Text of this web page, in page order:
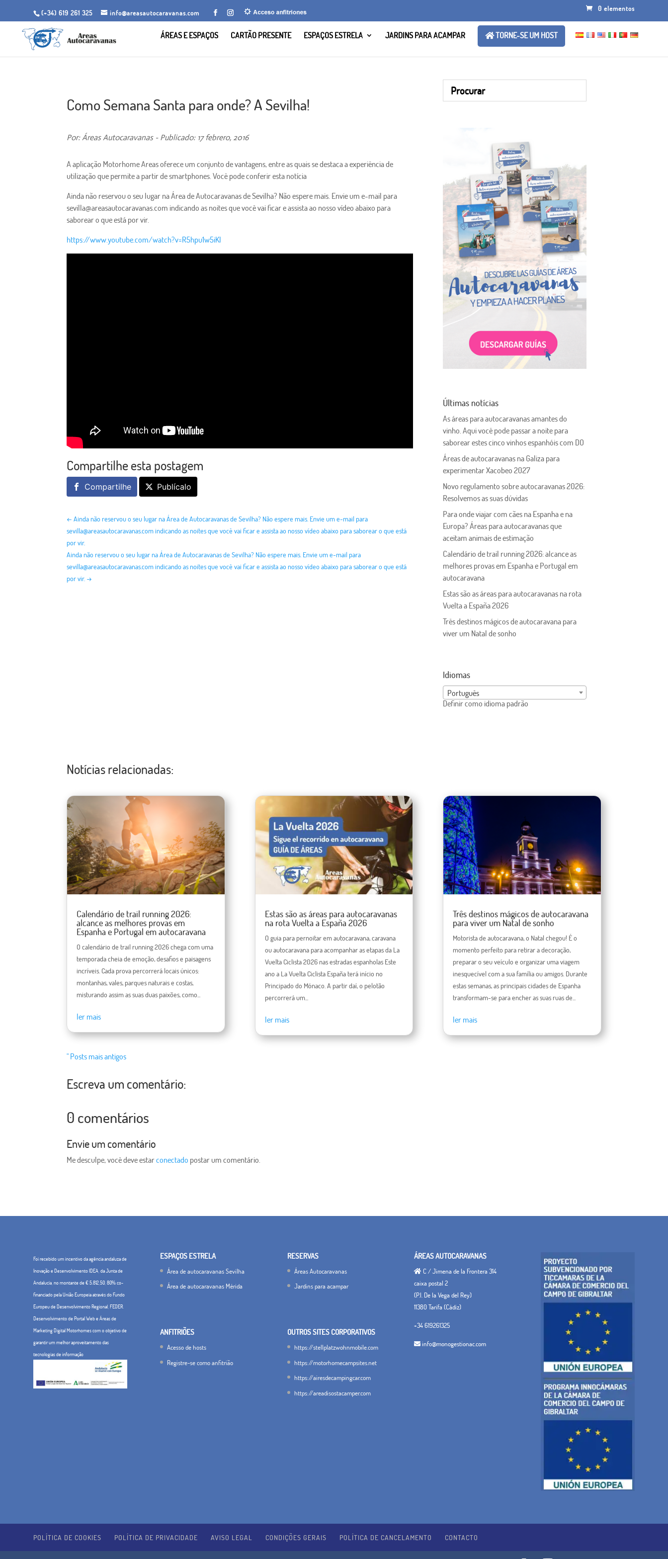
(+34) 619 261 325 info@areasautocaravanas.com
0 elementos
ÁREAS E ESPAÇOS CARTÃO PRESENTE ESPAÇOS ESTRELA JARDINS PARA ACAMPAR TORNE-SE UM HOST
Como Semana Santa para onde? A Sevilha!
Por: Áreas Autocaravanas - Publicado: 17 febrero, 2016
A aplicação Motorhome Areas oferece um conjunto de vantagens, entre as quais se destaca a experiência de
utilização que permite a partir de smartphones. Você pode conferir esta notícia
Ainda não reservou o seu lugar na Área de Autocaravanas de Sevilha? Não espere mais. Envie um e-mail para
sevilla@areasautocaravanas.com indicando as noites que você vai ficar e assista ao nosso vídeo abaixo para
saborear o que está por vir.
https://www.youtube.com/watch?v=R5hpu1w5iKI
Compartilhe esta postagem
Compartilhe Publícalo
←Ainda não reservou o seu lugar na Área de Autocaravanas de Sevilha? Não espere mais. Envie um e-mail para
sevilla@areasautocaravanas.com indicando as noites que você vai ficar e assista ao nosso vídeo abaixo para saborear o que está
por vir.
Ainda não reservou o seu lugar na Área de Autocaravanas de Sevilha? Não espere mais. Envie um e-mail para
sevilla@areasautocaravanas.com indicando as noites que você vai ficar e assista ao nosso vídeo abaixo para saborear o que está
por vir. →
Últimas notícias
As áreas para autocaravanas amantes do
vinho. Aqui você pode passar a noite para
saborear estes cinco vinhos espanhóis com DO
Áreas de autocaravanas na Galiza para
experimentar Xacobeo 2027
Novo regulamento sobre autocaravanas 2026:
Resolvemos as suas dúvidas
Para onde viajar com cães na Espanha e na
Europa? Áreas para autocaravanas que
aceitam animais de estimação
Calendário de trail running 2026: alcance as
melhores provas em Espanha e Portugal em
autocaravana
Estas são as áreas para autocaravanas na rota
Vuelta a España 2026
Três destinos mágicos de autocaravana para
viver um Natal de sonho
Idiomas
Português
Definir como idioma padrão
Notícias relacionadas:
Calendário de trail running 2026:
alcance as melhores provas em
Espanha e Portugal em autocaravana
O calendário de trail running 2026 chega com uma
temporada cheia de emoção, desafios e paisagens
incríveis. Cada prova percorrerá locais únicos:
montanhas, vales, parques naturais e costas,
misturando assim as suas duas paixões, como...
ler mais
Estas são as áreas para autocaravanas
na rota Vuelta a España 2026
O guia para pernoitar em autocaravana, caravana
ou autocaravana para acompanhar as etapas da La
Vuelta Ciclista 2026 nas estradas espanholas Este
ano a La Vuelta Ciclista España terá início no
Principado do Mónaco. A partir daí, o pelotão
percorrerá um...
ler mais
Três destinos mágicos de autocaravana
para viver um Natal de sonho
Motorista de autocaravana, o Natal chegou! É o
momento perfeito para retirar a decoração,
preparar o seu veículo e organizar uma viagem
inesquecível com a sua família ou amigos. Durante
estas semanas, as principais cidades de Espanha
transformam-se para encher as suas ruas de...
ler mais
" Posts mais antigos
Escreva um comentário:
0 comentários
Envie um comentário
Me desculpe, você deve estarconectado postar um comentário.
Foi recebido um incentivo da agência andaluza de
Inovação e Desenvolvimento IDEA, da Junta de
Andalucía, no montante de € 5.812,50, 80% co-
financiado pela União Europeia através do Fundo
Europeu de Desenvolvimento Regional, FEDER.
Desenvolvimento de Portal Web e Áreas de
Marketing Digital Motorhomes com o objetivo de
garantir um melhor aproveitamento das
tecnologias de informação
ESPAÇOS ESTRELA
Área de autocaravanas Sevilha
Área de autocaravanas Mérida
ANFITRIÕES
Acesso de hosts
Registre-se como anfitrião
RESERVAS
Áreas Autocaravanas
Jardins para acampar
OUTROS SITES CORPORATIVOS
https://stellplatzwohnmobile.com
https://motorhomecampsites.net
https://airesdecampingcar.com
https://areadisostacamper.com
ÁREAS AUTOCARAVANAS
C / Jimena de la Frontera 314
caixa postal 2
(P.I. De la Vega del Rey)
11380 Tarifa (Cádiz)
+34 619261325
info@monogestionac.com
POLÍTICA DE COOKIES POLÍTICA DE PRIVACIDADE AVISO LEGAL CONDIÇÕES GERAIS POLÍTICA DE CANCELAMENTO CONTACTO